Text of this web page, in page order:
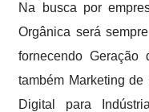
Na busca por
Orgânica será
fornecendo
também Marketing de
Digital para